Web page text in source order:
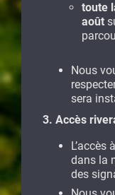
toute
août
Nous
sera
3. Accès
dans la
des